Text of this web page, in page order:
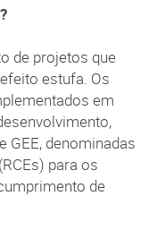
de projetos que
estufa. Os
em
GEE, denominadas
para os
de